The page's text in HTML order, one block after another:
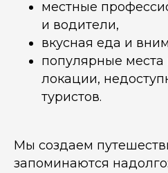
местные
и водители,
вкусная еда и
популярные
локации,
туристов.
Мы создаем
запоминаются